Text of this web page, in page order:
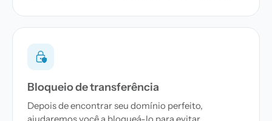
Bloqueio de transferência
Depois de encontrar seu domínio perfeito,